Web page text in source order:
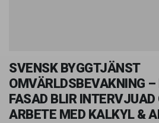
SVENSK BYGGTJÄNST
OMVÄRLDSBEVAKNING –
FASAD BLIR
ARBETE MED KALKYL &